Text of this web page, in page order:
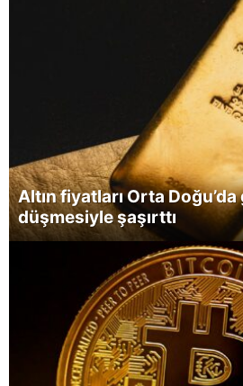
Altın fiyatları Orta
düşmesiyle şaşırttı